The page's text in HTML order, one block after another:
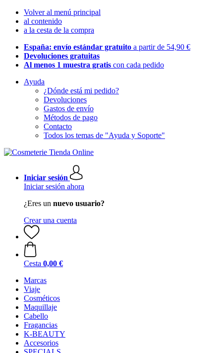
Volver al menú principal
al contenido
a la cesta de la compra
España: envío estándar gratuito a partir de 54,90 €
Devoluciones gratuitas
Al menos 1 muestra gratis con cada pedido
Ayuda
¿Dónde está mi pedido?
Devoluciones
Gastos de envío
Métodos de pago
Contacto
Todos los temas de "Ayuda y Soporte"
Iniciar sesión
Iniciar sesión ahora
¿Eres un nuevo usuario?
Crear una cuenta
Cesta 0,00 €
Marcas
Viaje
Cosméticos
Maquillaje
Cabello
Fragancias
K-BEAUTY
Accesorios